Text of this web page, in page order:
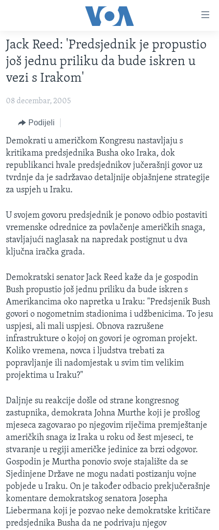
glavni
sadržaj
Pređi
na
glavnu
pretragu
VIDEO
VIJESTI
SJEDINJENE AMERIČKE DRŽAVE
BOSNA I HERCEGOVINA
SVIJET
NAUKA I TEHNOLOGIJA
SPECIJALNI PROJEKTI
KORUPCIJA
SLOBODA MEDIJA
ŽENSKA STRANA
IZBJEGLIČKA STRANA
MAGAZIN
O GLASU AMERIKE
Learning English
PRATITE NAS
Jezici
Jack Reed: 'Predsjednik je propustio
još jednu priliku da bude iskren u
vezi s Irakom'
08 decembar, 2005
Podijeli
Demokrati u američkom Kongresu nastavljaju s
kritikama predsjednika Busha oko Iraka, dok
republikanci hvale predsjednikov jučerašnji govor uz
tvrdnje da je sadržavao detaljnije objašnjene strategije
za uspjeh u Iraku.
U svojem govoru predsjednik je ponovo odbio postaviti
vremenske odrednice za povlačenje američkih snaga,
stavljajući naglasak na napredak postignut u dva
ključna iračka grada.
Demokratski senator Jack Reed kaže da je gospodin
Bush propustio još jednu priliku da bude iskren s
Amerikancima oko napretka u Iraku: "Predsjenik Bush
govori o nogometnim stadionima i udžbenicima. To jesu
uspjesi, ali mali uspjesi. Obnova razrušene
infrastrukture o kojoj on govori je ogroman projekt.
Koliko vremena, novca i ljudstva trebati za
popravljanje ili nadomjestak u svim tim velikim
projektima u Iraku?"
Daljnje su reakcije došle od strane kongresnog
zastupnika, demokrata Johna Murthe koji je prošlog
mjeseca zagovarao po njegovim riječima premještanje
američkih snaga iz Iraka u roku od šest mjeseci, te
stvaranje u regiji američke jedinice za brzi odgovor.
Gospodin je Murtha ponovio svoje stajalište da se
Sjedinjene Države ne mogu nadati postizanju vojne
pobjede u Iraku. On je također odbacio prekjučerašnje
komentare demokratskog senatora Josepha
Liebermana koji je pozvao neke demokratske kritičare
predsjednika Busha da ne podrivaju njegov